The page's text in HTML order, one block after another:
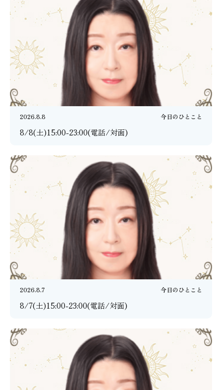
2026.8.8 今日のひとこと
8/8(土)15:00-23:00(電話/対面)
2026.8.7 今日のひとこと
8/7(土)15:00-23:00(電話/対面)